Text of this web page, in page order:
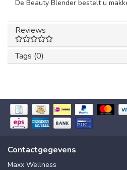
De Beauty Blender bestelt u
Reviews
Tags (0)
Contactgegevens
Maxx Wellness